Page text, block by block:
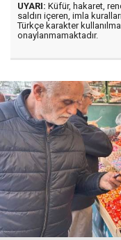
UYARI: Küfür, hakaret,
saldırı içeren, imla
Türkçe karakter
onaylanmamaktadır.